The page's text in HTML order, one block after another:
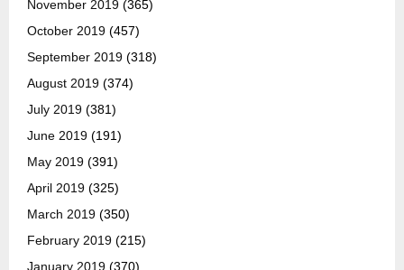
November 2019 (365)
October 2019 (457)
September 2019 (318)
August 2019 (374)
July 2019 (381)
June 2019 (191)
May 2019 (391)
April 2019 (325)
March 2019 (350)
February 2019 (215)
January 2019 (370)